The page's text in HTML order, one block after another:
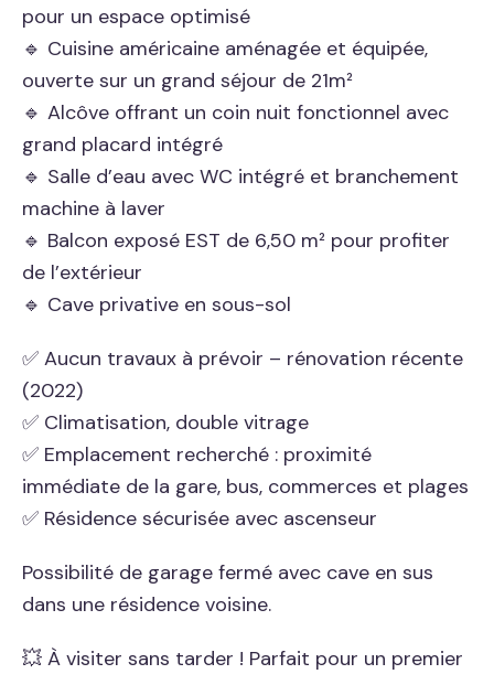
pour un espace optimisé
🔹 Cuisine américaine aménagée et équipée,
ouverte sur un grand séjour de 21m²
🔹 Alcôve offrant un coin nuit fonctionnel avec
grand placard intégré
🔹 Salle d’eau avec WC intégré et branchement
machine à laver
🔹 Balcon exposé EST de 6,50 m² pour profiter
de l’extérieur
🔹 Cave privative en sous-sol
✅ Aucun travaux à prévoir – rénovation récente
(2022)
✅ Climatisation, double vitrage
✅ Emplacement recherché : proximité
immédiate de la gare, bus, commerces et plages
✅ Résidence sécurisée avec ascenseur
Possibilité de garage fermé avec cave en sus
dans une résidence voisine.
💥 À visiter sans tarder ! Parfait pour un premier